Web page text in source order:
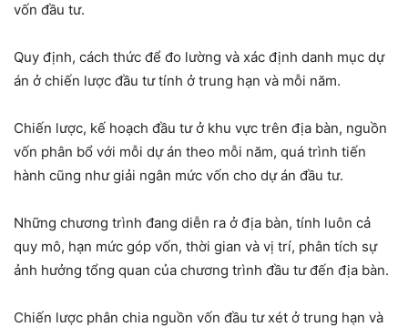
vốn đầu tư.
Quy định, cách thức để đo lường và xác định danh mục dự
án ở chiến lược đầu tư tính ở trung hạn và mỗi năm.
Chiến lược, kế hoạch đầu tư ở khu vực trên địa bàn, nguồn
vốn phân bổ với mỗi dự án theo mỗi năm, quá trình tiến
hành cũng như giải ngân mức vốn cho dự án đầu tư.
Những chương trình đang diễn ra ở địa bàn, tính luôn cả
quy mô, hạn mức góp vốn, thời gian và vị trí, phân tích sự
ảnh hưởng tổng quan của chương trình đầu tư đến địa bàn.
Chiến lược phân chia nguồn vốn đầu tư xét ở trung hạn và